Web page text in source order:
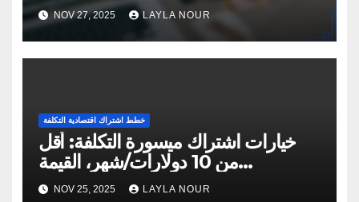
NOV 27, 2025 LAYLA NOUR
خطط اشتراك اقتصادية التكلفة
خيارات اشتراك ميسورة التكلفة: أقل
من 10 دولارات/شهر، القيمة
والاختيارات
NOV 25, 2025 LAYLA NOUR